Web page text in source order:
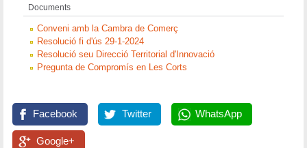
Documents
Conveni amb la Cambra de Comerç
Resolució fi d'ús 29-1-2024
Resolució seu Direcció Territorial d'Innovació
Pregunta de Compromís en Les Corts
Facebook Twitter WhatsApp
Google+